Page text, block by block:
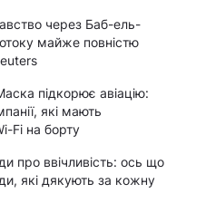
через Баб-ель-
майже повністю
підкорює авіацію:
які мають
Fi на борту
про ввічливість: ось що
які дякують за кожну